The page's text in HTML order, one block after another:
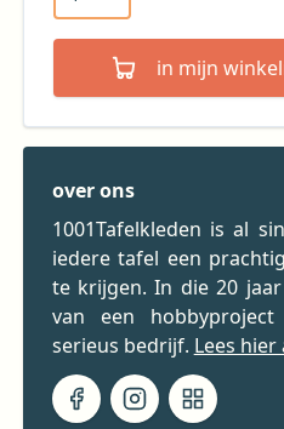
over ons
1001Tafelkleden is al
iedere tafel een
te krijgen. In die 20
van een
serieus bedrijf. Lees hier